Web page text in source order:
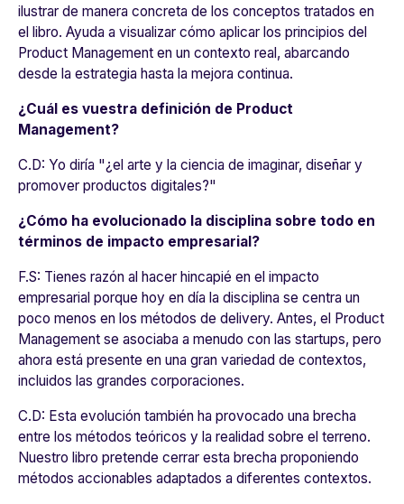
ilustrar de manera concreta de los conceptos tratados en
el libro. Ayuda a visualizar cómo aplicar los principios del
Product Management en un contexto real, abarcando
desde la estrategia hasta la mejora continua.
¿Cuál es vuestra definición de Product
Management?
C.D: Yo diría "¿el arte y la ciencia de imaginar, diseñar y
promover productos digitales?"
¿Cómo ha evolucionado la disciplina sobre todo en
términos de impacto empresarial?
F.S: Tienes razón al hacer hincapié en el impacto
empresarial porque hoy en día la disciplina se centra un
poco menos en los métodos de delivery. Antes, el Product
Management se asociaba a menudo con las startups, pero
ahora está presente en una gran variedad de contextos,
incluidos las grandes corporaciones.
C.D: Esta evolución también ha provocado una brecha
entre los métodos teóricos y la realidad sobre el terreno.
Nuestro libro pretende cerrar esta brecha proponiendo
métodos accionables adaptados a diferentes contextos.